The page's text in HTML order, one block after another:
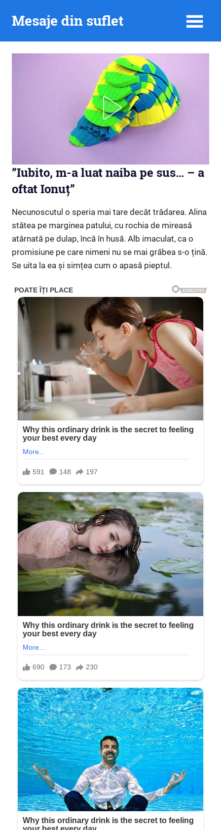
Mesaje din suflet
”Iubito, m-a luat naiba pe sus… – a
oftat Ionuț”
Necunoscutul o speria mai tare decât trădarea. Alina
stătea pe marginea patului, cu rochia de mireasă
atârnată pe dulap, încă în husă. Alb imaculat, ca o
promisiune pe care nimeni nu se mai grăbea s-o țină.
Se uita la ea și simțea cum o apasă pieptul.